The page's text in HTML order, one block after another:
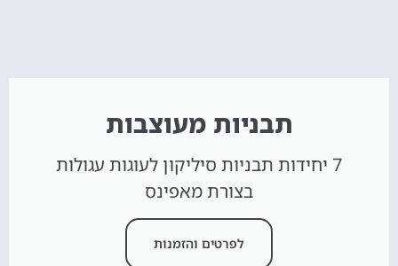
תבניות מעוצבות
7 יחידות תבניות סיליקון לעוגות עגולות
בצורת מאפינס
לפרטים והזמנות